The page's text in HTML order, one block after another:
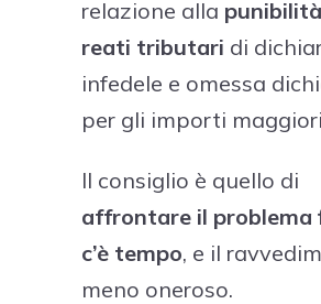
relazione alla
reati tributari di
infedele e omessa
per gli importi maggiori
Il consiglio è quello di
affrontare il problema
c’è tempo, e il
meno oneroso.